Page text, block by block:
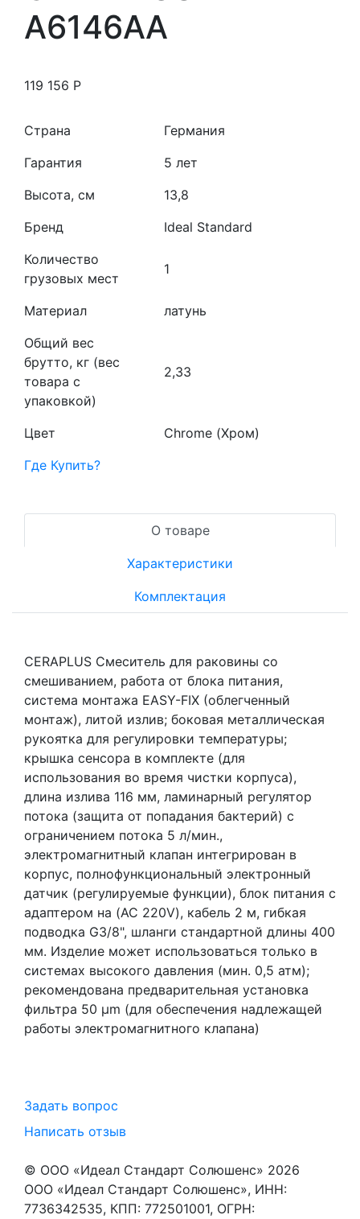
A6146AA
119 156 Р
Страна
Германия
Гарантия
5 лет
Высота, см
13,8
Бренд
Ideal Standard
Количество
грузовых мест
1
Материал
латунь
Общий вес
брутто, кг (вес
товара с
упаковкой)
2,33
Цвет
Chrome (Хром)
Где Купить?
О товаре
Характеристики
Комплектация
CERAPLUS Смеситель для раковины со
смешиванием, работа от блока питания,
система монтажа EASY-FIX (облегченный
монтаж), литой излив; боковая металлическая
рукоятка для регулировки температуры;
крышка сенсора в комплекте (для
использования во время чистки корпуса),
длина излива 116 мм, ламинарный регулятор
потока (защита от попадания бактерий) с
ограничением потока 5 л/мин.,
электромагнитный клапан интегрирован в
корпус, полнофункциональный электронный
датчик (регулируемые функции), блок питания с
адаптером на (AC 220V), кабель 2 м, гибкая
подводка G3/8", шланги стандартной длины 400
мм. Изделие может использоваться только в
системах высокого давления (мин. 0,5 атм);
рекомендована предварительная установка
фильтра 50 µm (для обеспечения надлежащей
работы электромагнитного клапана)
Задать вопрос
Написать отзыв
© ООО «Идеал Стандарт Солюшенс» 2026
ООО «Идеал Стандарт Солюшенс», ИНН:
7736342535, КПП: 772501001, ОГРН: